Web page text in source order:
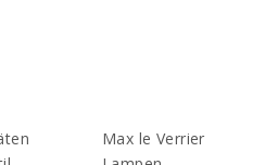
Max le Verrier